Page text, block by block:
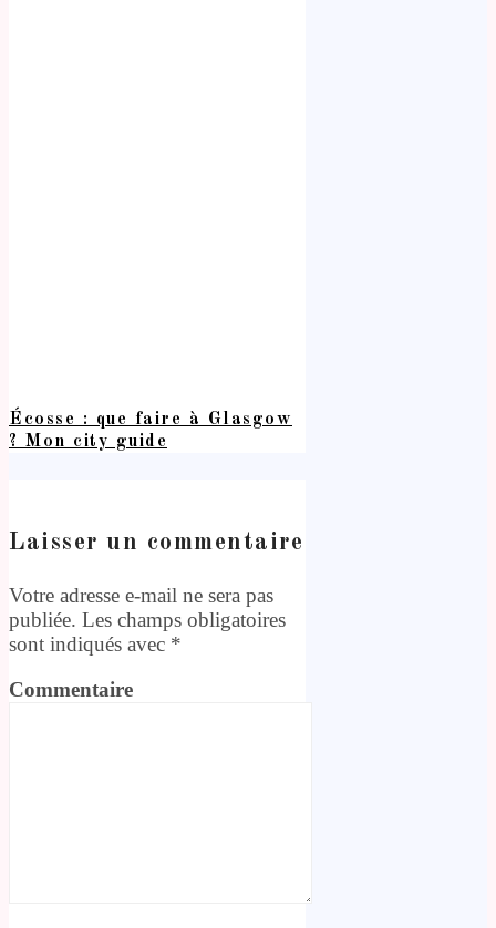
Écosse : que faire à Glasgow
? Mon city guide
Laisser un commentaire
Votre adresse e-mail ne sera pas
publiée. Les champs obligatoires
sont indiqués avec *
Commentaire